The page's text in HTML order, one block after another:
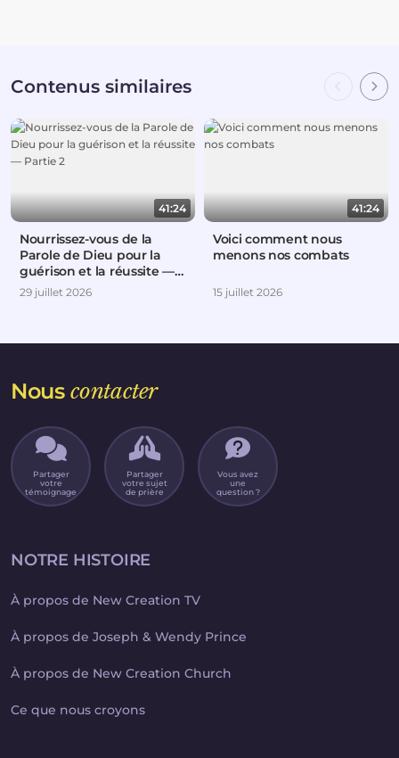
Contenus similaires
41:24
Nourrissez-vous de la
Parole de Dieu pour la
guérison et la réussite —
Partie 2
29 juillet 2026
41:24
Voici comment nous
menons nos combats
15 juillet 2026
Nouscontacter
Partager
votre
témoignage
Partager
votre sujet
de prière
Vous avez
une
question ?
NOTRE HISTOIRE
À propos de New Creation TV
À propos de Joseph & Wendy Prince
À propos de New Creation Church
Ce que nous croyons